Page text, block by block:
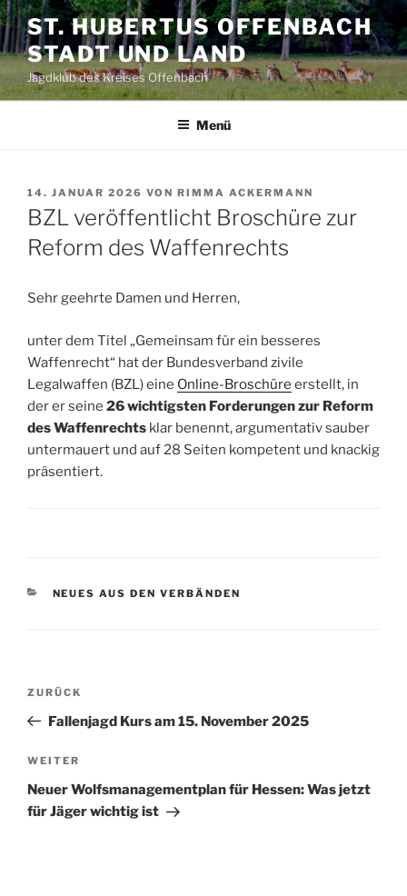
Zum
Inhalt
springen
ST. HUBERTUS OFFENBACH
STADT UND LAND
Jagdklub des Kreises Offenbach
Menü
VERÖFFENTLICHT
AM
14. JANUAR 2026 VON RIMMA ACKERMANN
BZL veröffentlicht Broschüre zur
Reform des Waffenrechts
Sehr geehrte Damen und Herren,
unter dem Titel „Gemeinsam für ein besseres
Waffenrecht“ hat der Bundesverband zivile
Legalwaffen (BZL) eine Online-Broschüre erstellt, in
der er seine 26 wichtigsten Forderungen zur Reform
des Waffenrechts klar benennt, argumentativ sauber
untermauert und auf 28 Seiten kompetent und knackig
präsentiert.
KATEGORIEN
NEUES AUS DEN VERBÄNDEN
Beitragsnavigation
Vorheriger
Beitrag
ZURÜCK
Fallenjagd Kurs am 15. November 2025
Nächster
Beitrag
WEITER
Neuer Wolfsmanagementplan für Hessen: Was jetzt
für Jäger wichtig ist